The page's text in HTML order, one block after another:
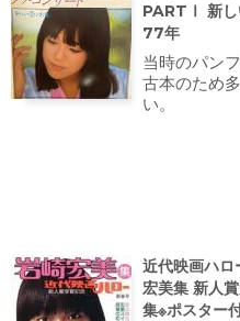
PARTⅠ 新し
77年
当時のパン
古本のため
い。
近代映画ハロ
宏美集 新人
集※ポスター